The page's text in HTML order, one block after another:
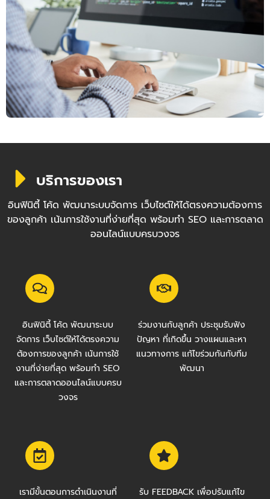
บริการของเรา
อินฟินิตี้ โค้ด พัฒนาระบบจัดการ เว็บไซต์ให้ได้ตรงความต้องการ
ของลูกค้า เน้นการใช้งานที่ง่ายที่สุด พร้อมทำ SEO และการตลาด
ออนไลน์แบบครบวงจร
อินฟินิตี้ โค้ด พัฒนาระบบ
จัดการ เว็บไซต์ให้ได้ตรงความ
ต้องการของลูกค้า เน้นการใช้
งานที่ง่ายที่สุด พร้อมทำ SEO
และการตลาดออนไลน์แบบครบ
วงจร
ร่วมงานกับลูกค้า ประชุมรับฟัง
ปัญหา ที่เกิดขึ้น วางแผนและหา
แนวทางการ แก้ไขร่วมกันกับทีม
พัฒนา
เรามีขั้นตอนการดำเนินงานที่
รับ FEEDBACK เพื่อปรับแก้ไข